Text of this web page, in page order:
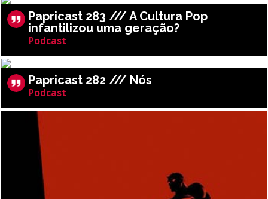
Papricast 283 /// A Cultura Pop
infantilizou uma geração?
Podcast
Papricast 282 /// Nós
Podcast